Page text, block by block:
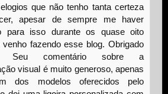
que não tenho tanta certeza
apesar de sempre me haver
para isso durante os quase oito
fazendo esse blog. Obrigado
Seu comentário sobre a
visual é muito generoso, apenas
dos modelos oferecidos pelo